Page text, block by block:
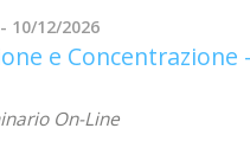
10/12/2026
e Concentrazione
On-Line